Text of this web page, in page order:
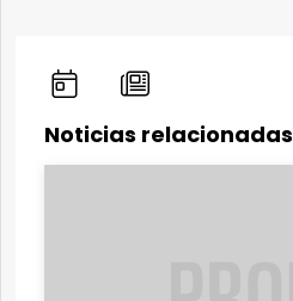
Noticias relacionadas